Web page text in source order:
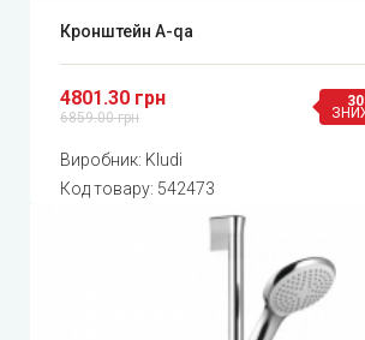
Кронштейн A-qa
4801.30 грн
6859.00 грн
Виробник: Kludi
Код товару: 542473